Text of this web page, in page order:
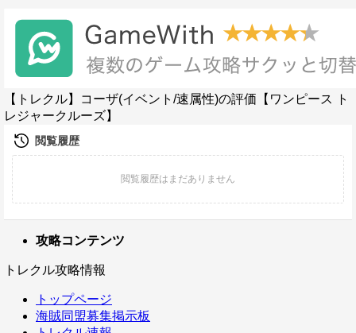
【トレクル】コーザ(イベント/速属性)の評価【ワンピース ト
レジャークルーズ】
攻略コンテンツ
トレクル攻略情報
トップページ
海賊同盟募集掲示板